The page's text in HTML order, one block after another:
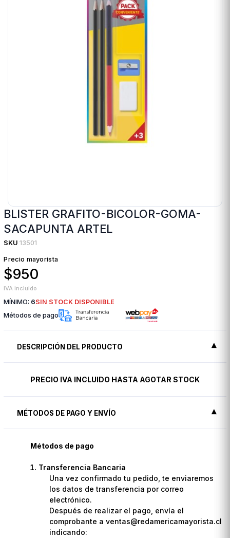
BLISTER GRAFITO-BICOLOR-GOMA-
SACAPUNTA ARTEL
SKU 13501
Precio mayorista
$950
IVA incluido
MÍNIMO: 6SIN STOCK DISPONIBLE
Métodos de pago
DESCRIPCIÓN DEL PRODUCTO
PRECIO IVA INCLUIDO HASTA AGOTAR STOCK
MÉTODOS DE PAGO Y ENVÍO
Métodos de pago
Transferencia Bancaria
Una vez confirmado tu pedido, te enviaremos
los datos de transferencia por correo
electrónico.
Después de realizar el pago, envía el
comprobante a ventas@redamericamayorista.cl
indicando: